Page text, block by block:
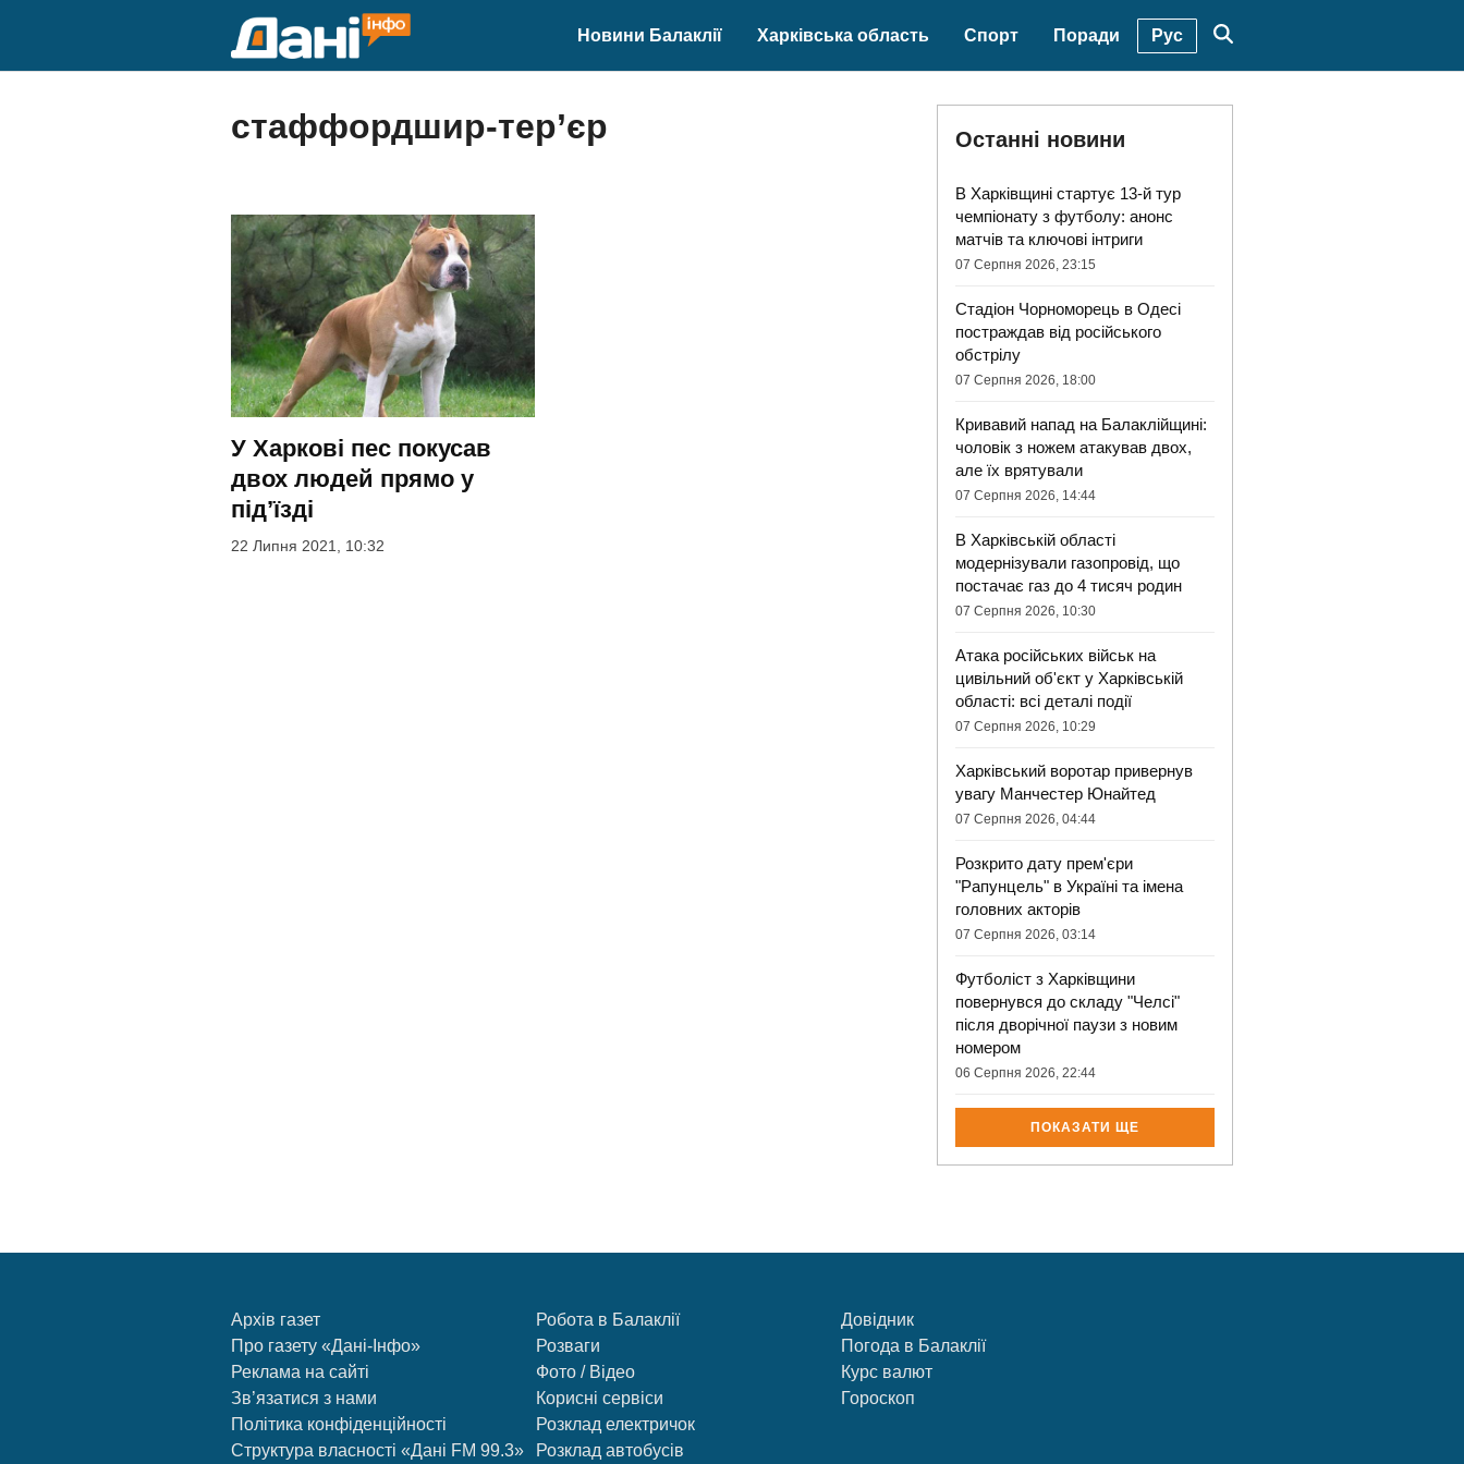
Новини Балаклії Харківська область Спорт Поради Рус
стаффордшир-тер’єр
У Харкові пес покусав
двох людей прямо у
під’їзді
22 Липня 2021, 10:32
Останні новини
В Харківщині стартує 13-й тур
чемпіонату з футболу: анонс
матчів та ключові інтриги
07 Серпня 2026, 23:15
Стадіон Чорноморець в Одесі
постраждав від російського
обстрілу
07 Серпня 2026, 18:00
Кривавий напад на Балаклійщині:
чоловік з ножем атакував двох,
але їх врятували
07 Серпня 2026, 14:44
В Харківській області
модернізували газопровід, що
постачає газ до 4 тисяч родин
07 Серпня 2026, 10:30
Атака російських військ на
цивільний об'єкт у Харківській
області: всі деталі події
07 Серпня 2026, 10:29
Харківський воротар привернув
увагу Манчестер Юнайтед
07 Серпня 2026, 04:44
Розкрито дату прем'єри
"Рапунцель" в Україні та імена
головних акторів
07 Серпня 2026, 03:14
Футболіст з Харківщини
повернувся до складу "Челсі"
після дворічної паузи з новим
номером
06 Серпня 2026, 22:44
ПОКАЗАТИ ЩЕ
Архів газет
Про газету «Дані-Інфо»
Реклама на сайті
Зв’язатися з нами
Політика конфіденційності
Структура власності «Дані FM 99.3»
Робота в Балаклії
Розваги
Фото / Відео
Корисні сервіси
Розклад електричок
Розклад автобусів
Довідник
Погода в Балаклії
Курс валют
Гороскоп